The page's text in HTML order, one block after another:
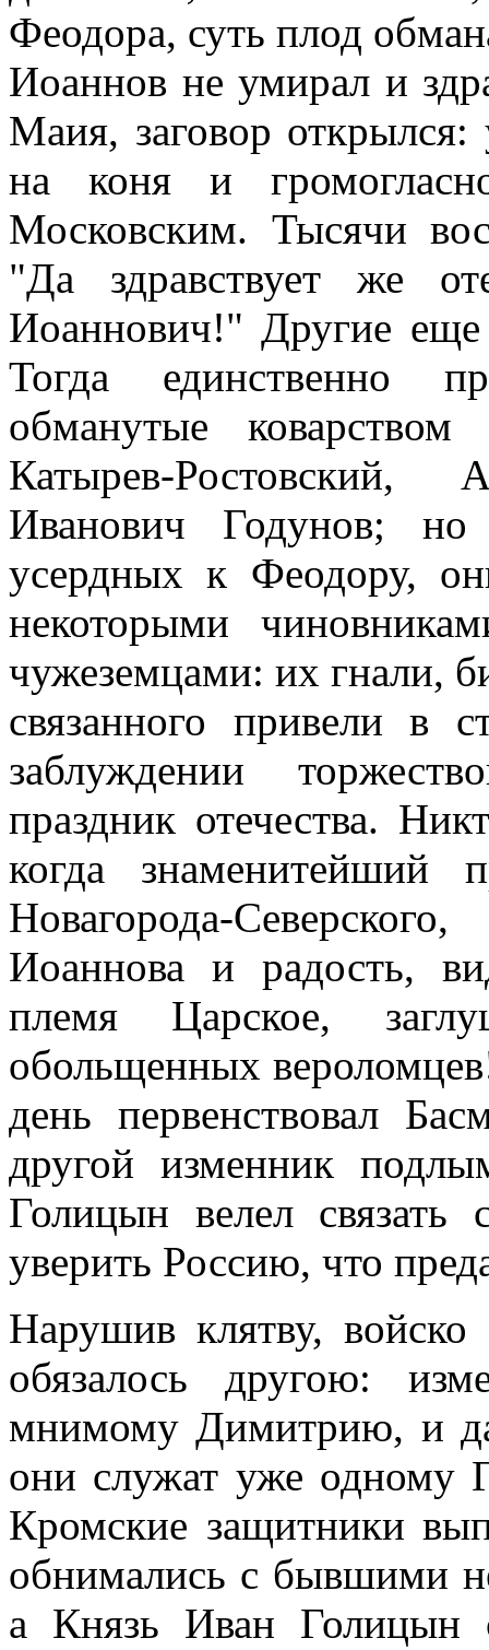
Феодора, суть плод
Иоаннов не умирал и
Маия, заговор открылся:
на коня и
Московским. Тысячи
"Да здравствует же
Иоаннович!" Другие еще
Тогда единственно
обманутые
Катырев-
Иванович Годунов;
усердных к Феодору,
некоторыми
чужеземцами: их гнали,
связанного привели в
заблуждении
праздник отечества.
когда знаменитейший
Новагорода-
Иоаннова и радость,
племя Царское,
обольщенных
день первенствовал
другой изменник
Голицын велел связать
уверить Россию, что
Нарушив клятву,
обязалось другою:
мнимому Димитрию, и
они служат уже одному
Кромские защитники
обнимались с бывшими
а Князь Иван